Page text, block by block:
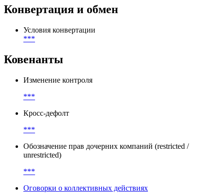
Конвертация и обмен
Условия конвертации
***
Ковенанты
Изменение контроля
***
Кросс-дефолт
***
Обозначение прав дочерних компаний (restricted /
unrestricted)
***
Оговорки о коллективных действиях